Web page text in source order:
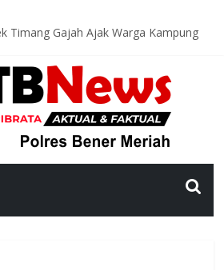
Timang Gajah Ajak Warga Kampung
Binrohtal Virtual, Perkuat Integritas
Satsamapta Polres Bener Meriah
Meriah Limpahkan Tersangka dan
Gangguan Kamtibmas